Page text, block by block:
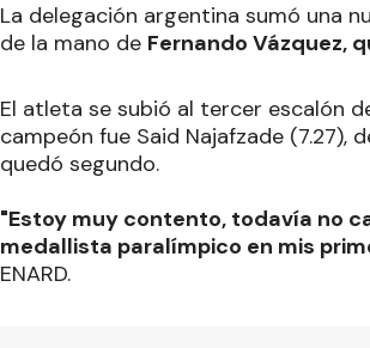
La delegación argentina sumó una
de la mano de Fernando Vázquez,
El atleta se subió al tercer escalón
campeón fue Said Najafzade (7.27),
quedó segundo.
"Estoy muy contento, todavía no
medallista paralímpico en mis
ENARD.